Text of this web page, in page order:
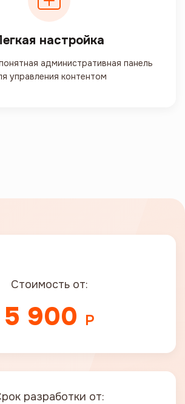
настройка
административная панель
управления контентом
Стоимость от:
5 900 Р
разработки от: